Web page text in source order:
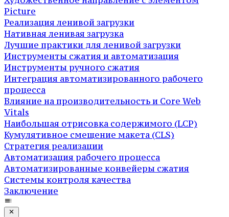
Picture
Реализация ленивой загрузки
Нативная ленивая загрузка
Лучшие практики для ленивой загрузки
Инструменты сжатия и автоматизация
Инструменты ручного сжатия
Интеграция автоматизированного рабочего
процесса
Влияние на производительность и Core Web
Vitals
Наибольшая отрисовка содержимого (LCP)
Кумулятивное смещение макета (CLS)
Стратегия реализации
Автоматизация рабочего процесса
Автоматизированные конвейеры сжатия
Системы контроля качества
Заключение